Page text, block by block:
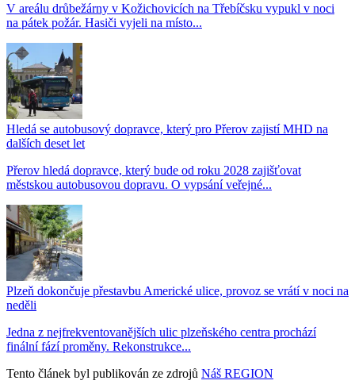
V areálu drůbežárny v Kožichovicích na Třebíčsku vypukl v noci
na pátek požár. Hasiči vyjeli na místo...
Hledá se autobusový dopravce, který pro Přerov zajistí MHD na
dalších deset let
Přerov hledá dopravce, který bude od roku 2028 zajišťovat
městskou autobusovou dopravu. O vypsání veřejné...
Plzeň dokončuje přestavbu Americké ulice, provoz se vrátí v noci na
neděli
Jedna z nejfrekventovanějších ulic plzeňského centra prochází
finální fází proměny. Rekonstrukce...
Tento článek byl publikován ze zdrojů Náš REGION